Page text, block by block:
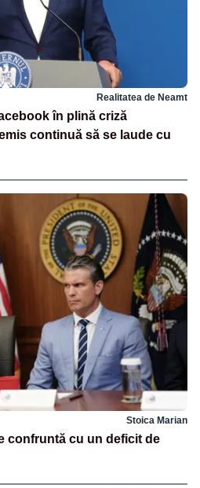
Realitatea de Neamt
în plină criză
continuă să se laude cu
Stoica Marian
confruntă cu un deficit de